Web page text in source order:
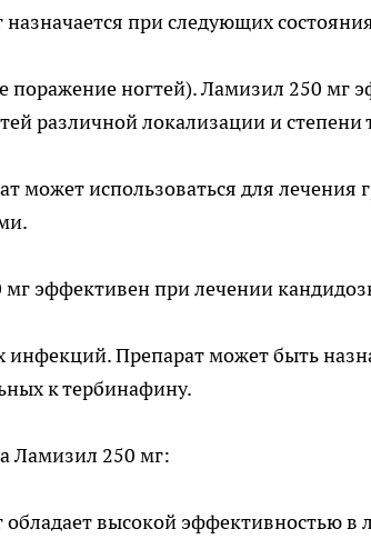
при следующих
поражение ногтей). Ламизил 250 мг
различной локализации и степени
может использоваться для
мг эффективен при лечении
Препарат может быть
к тербинафину.
Ламизил 250 мг:
высокой эффективностью